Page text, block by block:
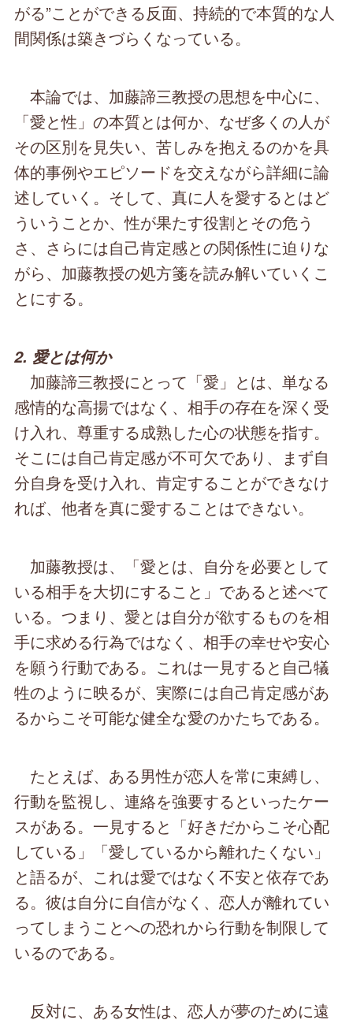
がる”ことができる反面、持続的で本質的な人
間関係は築きづらくなっている。
本論では、加藤諦三教授の思想を中心に、
「愛と性」の本質とは何か、なぜ多くの人が
その区別を見失い、苦しみを抱えるのかを具
体的事例やエピソードを交えながら詳細に論
述していく。そして、真に人を愛するとはど
ういうことか、性が果たす役割とその危う
さ、さらには自己肯定感との関係性に迫りな
がら、加藤教授の処方箋を読み解いていくこ
とにする。
2. 愛とは何か
加藤諦三教授にとって「愛」とは、単なる
感情的な高揚ではなく、相手の存在を深く受
け入れ、尊重する成熟した心の状態を指す。
そこには自己肯定感が不可欠であり、まず自
分自身を受け入れ、肯定することができなけ
れば、他者を真に愛することはできない。
加藤教授は、「愛とは、自分を必要として
いる相手を大切にすること」であると述べて
いる。つまり、愛とは自分が欲するものを相
手に求める行為ではなく、相手の幸せや安心
を願う行動である。これは一見すると自己犠
牲のように映るが、実際には自己肯定感があ
るからこそ可能な健全な愛のかたちである。
たとえば、ある男性が恋人を常に束縛し、
行動を監視し、連絡を強要するといったケー
スがある。一見すると「好きだからこそ心配
している」「愛しているから離れたくない」
と語るが、これは愛ではなく不安と依存であ
る。彼は自分に自信がなく、恋人が離れてい
ってしまうことへの恐れから行動を制限して
いるのである。
反対に、ある女性は、恋人が夢のために遠